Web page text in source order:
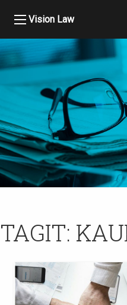
Vision Law
TAGIT: